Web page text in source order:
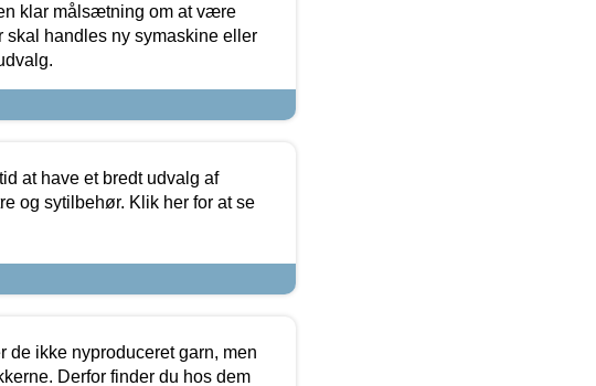
klar målsætning om at være
skal handles ny symaskine eller
at have et bredt udvalg af
og sytilbehør. Klik her for at se
de ikke nyproduceret garn, men
Derfor finder du hos dem